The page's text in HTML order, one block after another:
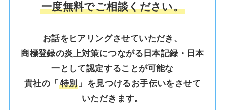
一度無料でご相談ください。
お話をヒアリングさせていただき、
商標登録の炎上対策につながる日本記録・日本
一として認定することが可能な
貴社の「 特別 」を見つけるお手伝いをさせて
いただきます。